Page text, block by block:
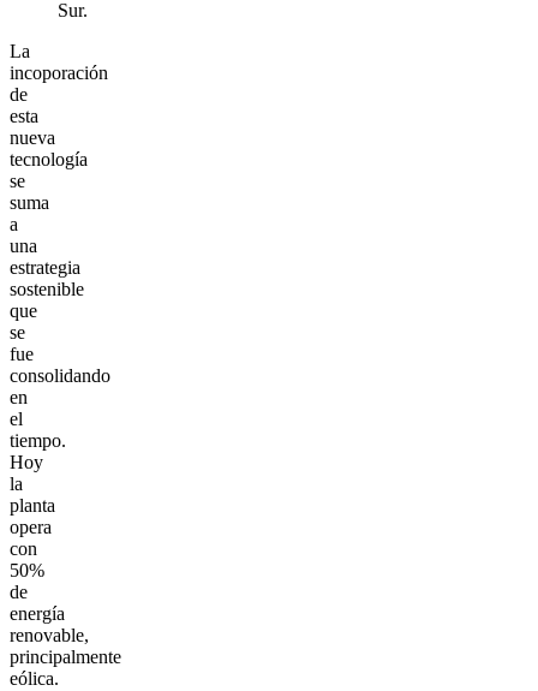
Sur.
La
incoporación
de
esta
nueva
tecnología
se
suma
a
una
estrategia
sostenible
que
se
fue
consolidando
en
el
tiempo.
Hoy
la
planta
opera
con
50%
de
energía
renovable,
principalmente
eólica.